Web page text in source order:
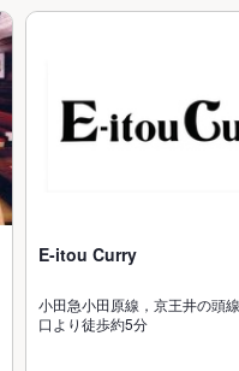
E-itou Curry
小田急小田原線，京王井の頭
口より徒歩約5分